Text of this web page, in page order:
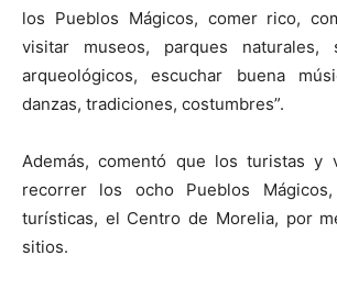
los Pueblos Mágicos, comer rico,
visitar museos, parques naturales,
arqueológicos, escuchar buena
danzas, tradiciones, costumbres”.
Además, comentó que los turistas y
recorrer los ocho Pueblos
turísticas, el Centro de Morelia, por
sitios.